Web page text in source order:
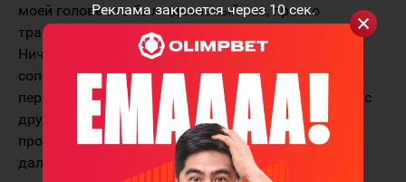
Реклама закроется через10сек.
моей голове это был идеальный пас, просто
траектория не так пошла метра на два. Виноват.
Ничего не могу сказать. Сам, честно, без помощи
соперника в свои ворота засадил. Обидно очень,
первый раз такое со мной. Без шуток, но и весело, с
другой стороны. Хотя чего смеяться, матч-то
проиграли, всё равно обидно. Надо двигаться
дальше, исправляться, и всё нормально будет.